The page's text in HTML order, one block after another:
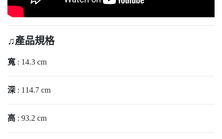
♫產品規格
寬 : 14.3 cm
深 : 114.7 cm
高 : 93.2 cm